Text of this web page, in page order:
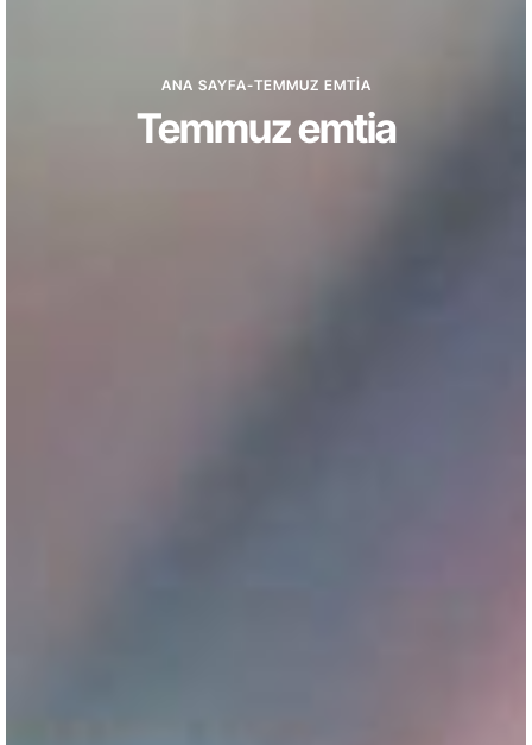
ANA SAYFA-TEMMUZ EMTIA
Temmuz emtia